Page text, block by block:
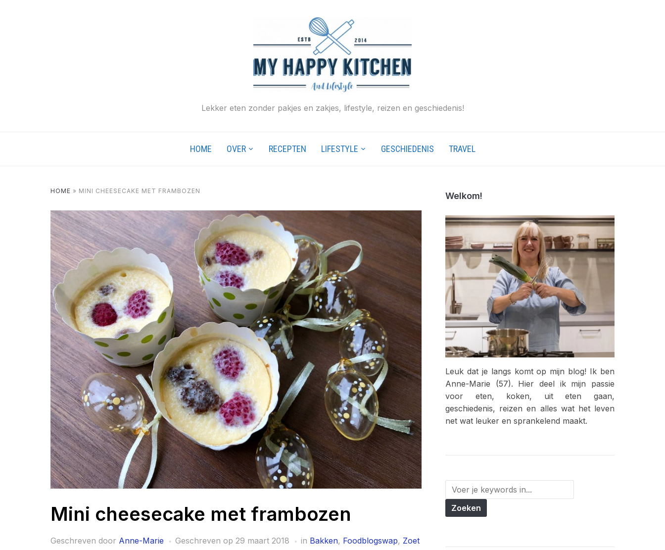
Lekker eten zonder pakjes en zakjes, lifestyle, reizen en geschiedenis!
HOME OVER RECEPTEN LIFESTYLE GESCHIEDENIS TRAVEL
HOME » MINI CHEESECAKE MET FRAMBOZEN
Mini cheesecake met frambozen
Geschreven door Anne-Marie Geschreven op 29 maart 2018 in Bakken, Foodblogswap, Zoet
Welkom!
Leuk dat je langs komt op mijn blog! Ik ben
Anne-Marie (57). Hier deel ik mijn passie
voor eten, koken, uit eten gaan,
geschiedenis, reizen en alles wat het leven
net wat leuker en sprankelend maakt.